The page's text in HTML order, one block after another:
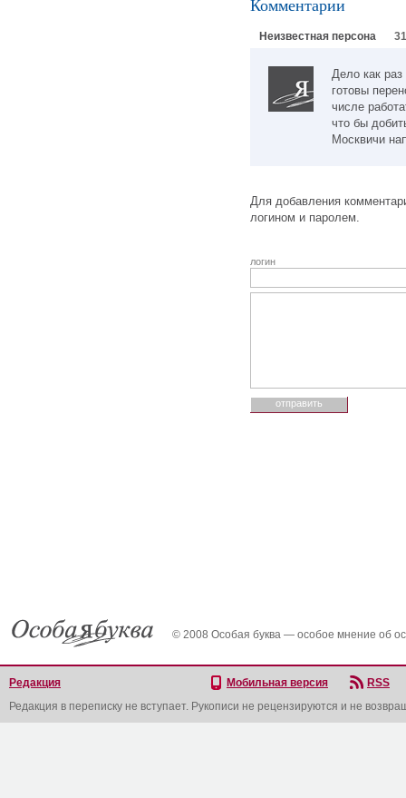
Комментарии
Неизвестная персона
Дело как
готовы
числе
что бы
Москвичи
Для добавления
логином и паролем.
логин
© 2008 Особая буква — особое мнение об
Редакция Мобильная версия
RSS
Редакция в переписку не вступает. Рукописи не рецензируются и не